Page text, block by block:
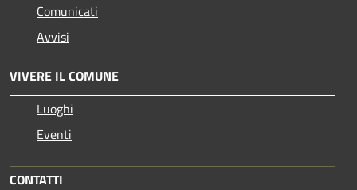
Comunicati
Avvisi
VIVERE IL COMUNE
Luoghi
Eventi
CONTATTI